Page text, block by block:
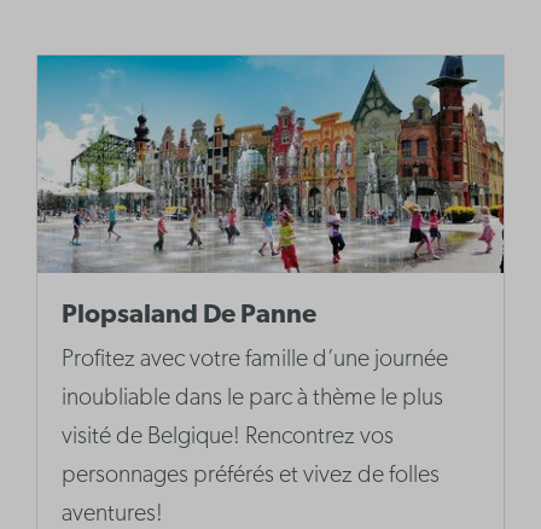
Plopsaland De Panne
Profitez avec votre famille d’une journée
inoubliable dans le parc à thème le plus
visité de Belgique! Rencontrez vos
personnages préférés et vivez de folles
aventures!